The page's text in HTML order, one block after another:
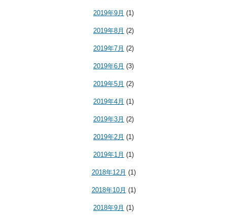
2019年9月 (1)
2019年8月 (2)
2019年7月 (2)
2019年6月 (3)
2019年5月 (2)
2019年4月 (1)
2019年3月 (2)
2019年2月 (1)
2019年1月 (1)
2018年12月 (1)
2018年10月 (1)
2018年9月 (1)